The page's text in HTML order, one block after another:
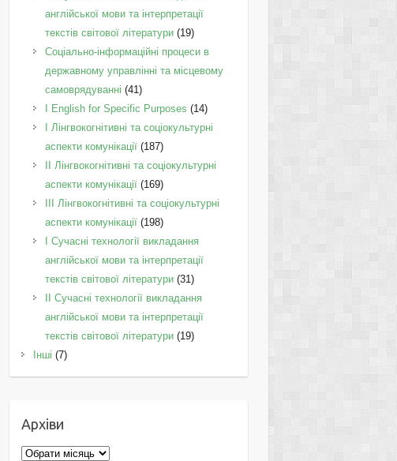
англійської мови та інтерпретації
текстів світової літератури(19)
Соціально-інформаційні процеси в
державному управлінні та місцевому
самоврядуванні (41)
І English for Specific Purposes (14)
I Лінгвокогнітивні та соціокультурні
аспекти комунікації(187)
IІ Лінгвокогнітивні та соціокультурні
аспекти комунікації(169)
IІI Лінгвокогнітивні та соціокультурні
аспекти комунікації(198)
I Cучасні технології викладання
англійської мови та інтерпретації
текстів світової літератури(31)
II Cучасні технології викладання
англійської мови та інтерпретації
текстів світової літератури(19)
Інші (7)
Архіви
Архіви